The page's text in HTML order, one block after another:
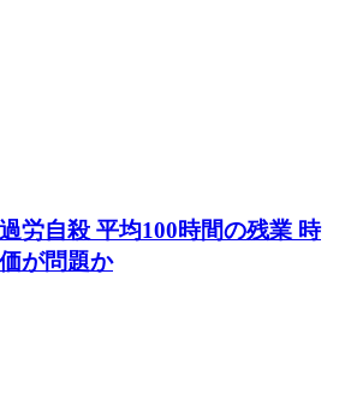
労自殺 平均100時間の残業 時
が問題か